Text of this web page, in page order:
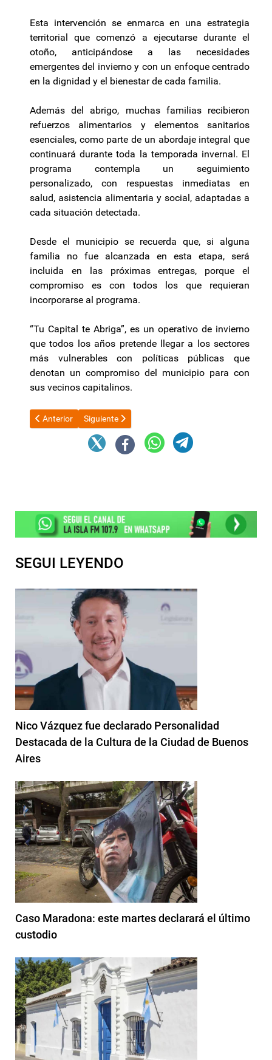
Esta intervención se enmarca en una estrategia
territorial que comenzó a ejecutarse durante el
otoño, anticipándose a las necesidades
emergentes del invierno y con un enfoque centrado
en la dignidad y el bienestar de cada familia.
Además del abrigo, muchas familias recibieron
refuerzos alimentarios y elementos sanitarios
esenciales, como parte de un abordaje integral que
continuará durante toda la temporada invernal. El
programa contempla un seguimiento
personalizado, con respuestas inmediatas en
salud, asistencia alimentaria y social, adaptadas a
cada situación detectada.
Desde el municipio se recuerda que, si alguna
familia no fue alcanzada en esta etapa, será
incluida en las próximas entregas, porque el
compromiso es con todos los que requieran
incorporarse al programa.
“Tu Capital te Abriga”, es un operativo de invierno
que todos los años pretende llegar a los sectores
más vulnerables con políticas públicas que
denotan un compromiso del municipio para con
sus vecinos capitalinos.
Artículo anterior: Impuesto a las Ganancias: el Gobierno
Anterior Artículo siguiente: El Gobierno lanzó un plan de
Siguiente
SEGUI LEYENDO
Nico Vázquez fue declarado Personalidad
Destacada de la Cultura de la Ciudad de Buenos
Aires
Caso Maradona: este martes declarará el último
custodio